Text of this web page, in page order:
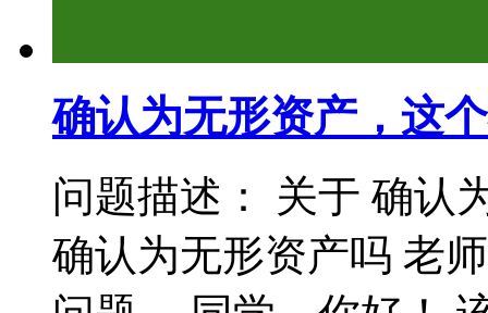
确认为无形资产，这
问题描述： 关于 确认
确认为无形资产吗 老